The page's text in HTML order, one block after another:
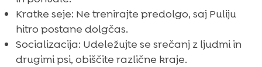
Kratke seje: Ne trenirajte predolgo, saj Puliju
hitro postane dolgčas.
Socializacija: Udeležujte se srečanj z ljudmi in
drugimi psi, obiščite različne kraje.